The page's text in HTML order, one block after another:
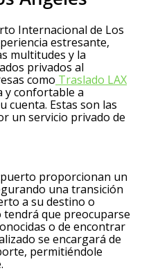
Internacional de Los
estresante,
multitudes y la
privados al
como Traslado LAX
y confortable a
cuenta. Estas son las
un servicio privado de
proporcionan un
una transición
a su destino o
tendrá que preocuparse
o de encontrar
se encargará de
permitiéndole